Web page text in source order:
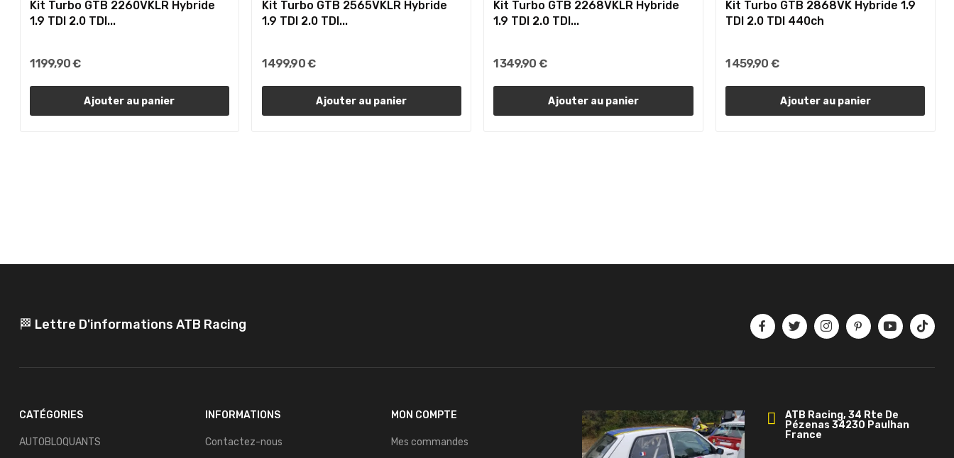
Kit Turbo GTB 2260VKLR Hybride
1.9 TDI 2.0 TDI...
1 199,90 €
Ajouter au panier
Kit Turbo GTB 2565VKLR Hybride
1.9 TDI 2.0 TDI...
1 499,90 €
Ajouter au panier
Kit Turbo GTB 2268VKLR Hybride
1.9 TDI 2.0 TDI...
1 349,90 €
Ajouter au panier
Kit Turbo GTB 2868VK Hybride 1.9
TDI 2.0 TDI 440ch
1 459,90 €
Ajouter au panier
🏁 Lettre D'informations ATB Racing
CATÉGORIES
AUTOBLOQUANTS
INFORMATIONS
Contactez-nous
MON COMPTE
Mes commandes
ATB Racing, 34 Rte De
Pézenas 34230 Paulhan
France